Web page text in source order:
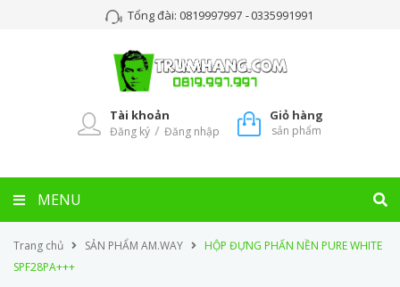
Tổng đài: 0819997997 -0335991991
Tài khoản
Đăng ký / Đăng nhập
Giỏ hàng
sản phẩm
MENU
Trang chủ SẢN PHẨM AM.WAY
HỘP ĐỰNG PHẤN NỀN PURE WHITE
SPF28PA+++